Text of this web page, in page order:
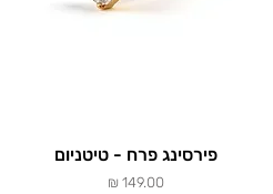
פירסינג פרח - טיטניום
מחיר